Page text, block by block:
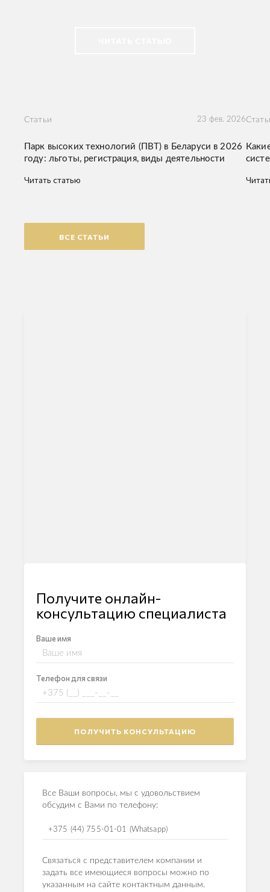
Статьи 23 фев. 2026
Парк высоких технологий (ПВТ) в Беларуси в 2026
году: льготы, регистрация, виды деятельности
Читать статью
ВСЕ СТАТЬИ
Получите онлайн-
консультацию специалиста
Ваше имя
Телефон для связи
Все Ваши вопросы, мы с удовольствием
обсудим с Вами по телефону:
+375 (44) 755-01-01 (Whatsapp)
Связаться с представителем компании и
задать все имеющиеся вопросы можно по
указанным на сайте контактным данным.